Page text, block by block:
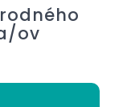
ov